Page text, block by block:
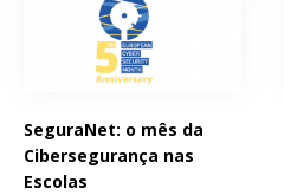
SeguraNet: o mês da
Cibersegurança nas
Escolas